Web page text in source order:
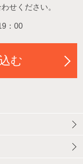
せください。
：00
む